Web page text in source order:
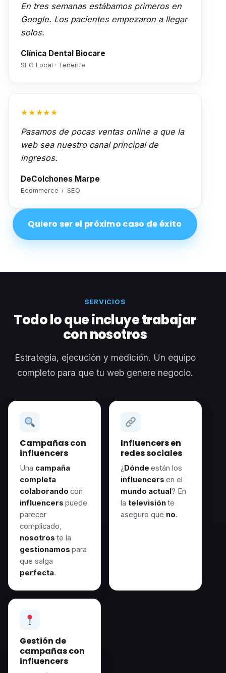
En tres semanas estábamos primeros en
Google. Los pacientes empezaron a llegar
solos.
Clínica Dental Biocare
SEO Local · Tenerife
★★★★★
Pasamos de pocas ventas online a que la
web sea nuestro canal principal de
ingresos.
DeColchones Marpe
Ecommerce + SEO
Quiero ser el próximo caso de éxito
SERVICIOS
Todo lo que incluye trabajar
con nosotros
Estrategia, ejecución y medición. Un equipo
completo para que tu web genere negocio.
Campañas con
influencers
Una campaña
completa
colaborando con
influencers puede
parecer
complicado,
nosotros te la
gestionamos para
que salga
perfecta.
Influencers en
redes sociales
¿Dónde están los
influencers en el
mundo actual? En
la televisiónte
aseguro que no.
Gestión de
campañas con
influencers